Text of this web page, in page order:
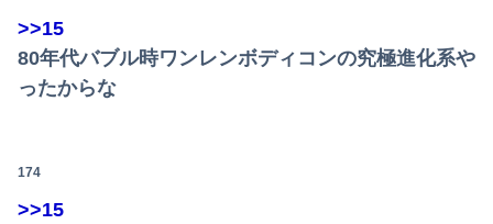
>>15
80年代バブル時ワンレンボディコンの究極進化系や
ったからな
174
>>15